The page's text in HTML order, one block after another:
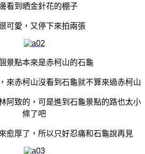
看到晒金針花的棚子
可愛，又停下來拍兩張
景點本來是赤柯山的石龜
來赤柯山沒看到石龜就不算來過赤柯山
阿致的，可是進到石龜景點的路也太小
條了吧
愈厚了，所以只好忍痛和石龜說再見